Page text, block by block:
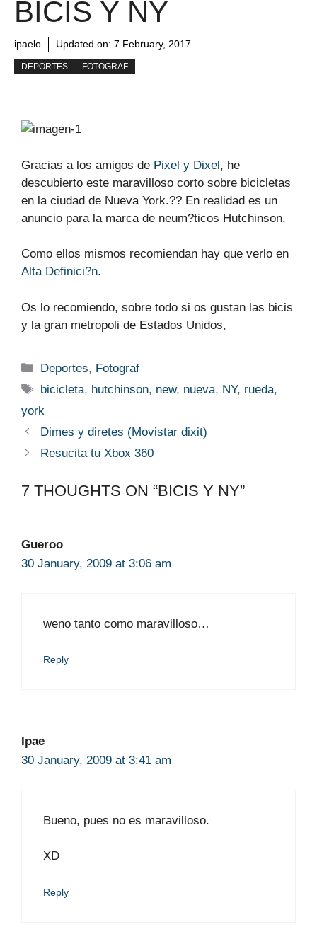
BICIS Y NY
ipaelo Updated on: 7 February, 2017
DEPORTES FOTOGRAF
Gracias a los amigos de Pixel y Dixel, he
descubierto este maravilloso corto sobre bicicletas
en la ciudad de Nueva York.?? En realidad es un
anuncio para la marca de neum?ticos Hutchinson.
Como ellos mismos recomiendan hay que verlo en
Alta Definici?n.
Os lo recomiendo, sobre todo si os gustan las bicis
y la gran metropoli de Estados Unidos,
Categories
Deportes, Fotograf
Tags
bicicleta, hutchinson, new, nueva, NY, rueda,
york
Dimes y diretes (Movistar dixit)
Resucita tu Xbox 360
7 THOUGHTS ON “BICIS Y NY”
Gueroo
30 January, 2009 at 3:06 am
weno tanto como maravilloso…
Reply
Ipae
30 January, 2009 at 3:41 am
Bueno, pues no es maravilloso.
XD
Reply